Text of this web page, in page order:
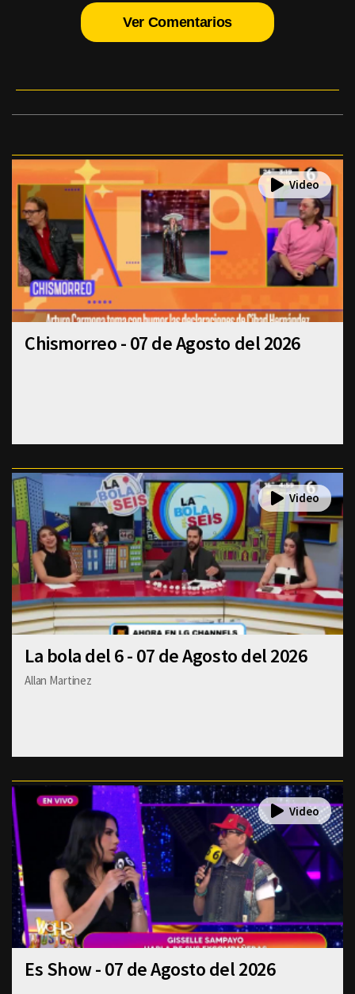
Ver Comentarios
Chismorreo - 07 de Agosto del 2026
La bola del 6 - 07 de Agosto del 2026
Allan Martinez
Es Show - 07 de Agosto del 2026